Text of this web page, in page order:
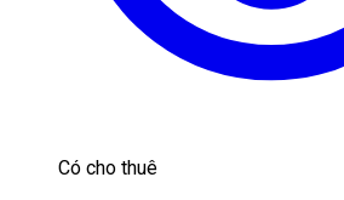
Có cho thuê